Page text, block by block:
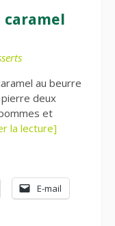
caramel
au beurre
pierre deux
et
la lecture]
E-mail